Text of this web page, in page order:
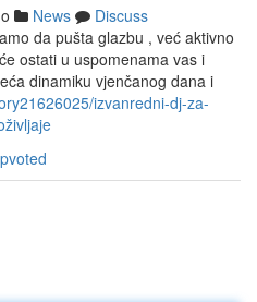
News
Discuss
da pušta glazbu , već aktivno
ostati u uspomenama vas i
dinamiku vjenčanog dana i
izvanredni-dj-za-